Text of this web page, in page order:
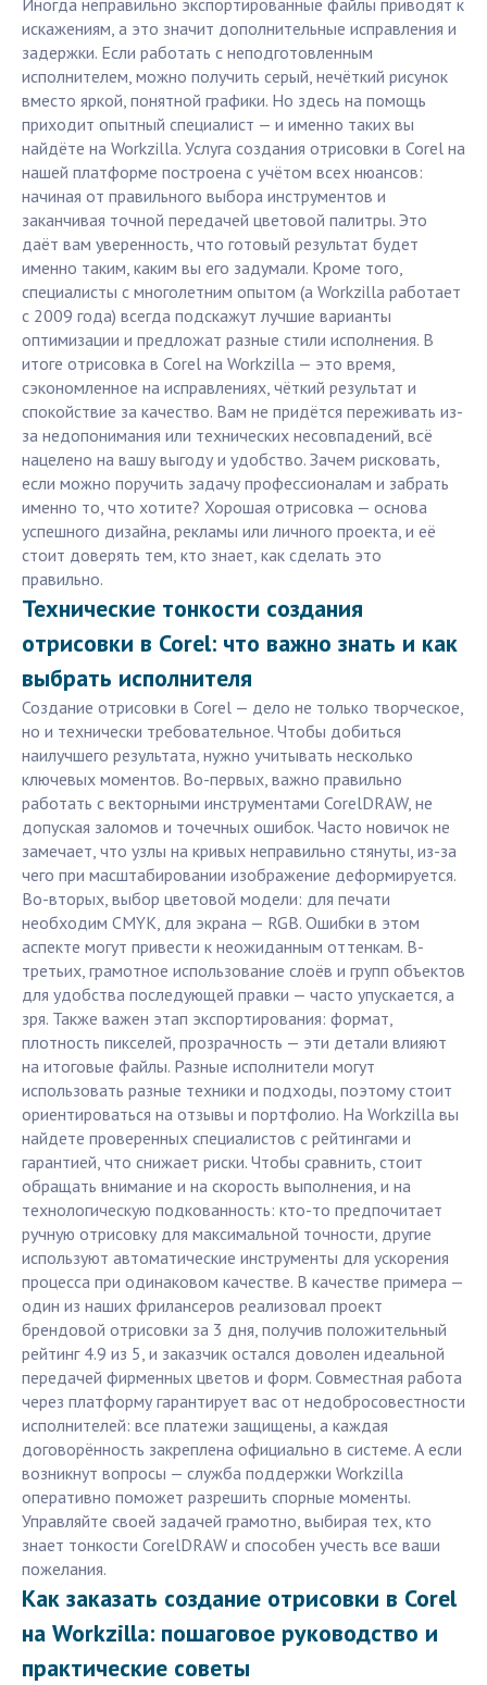
Иногда неправильно экспортированные файлы приводят к
искажениям, а это значит дополнительные исправления и
задержки. Если работать с неподготовленным
исполнителем, можно получить серый, нечёткий рисунок
вместо яркой, понятной графики. Но здесь на помощь
приходит опытный специалист — и именно таких вы
найдёте на Workzilla. Услуга создания отрисовки в Corel на
нашей платформе построена с учётом всех нюансов:
начиная от правильного выбора инструментов и
заканчивая точной передачей цветовой палитры. Это
даёт вам уверенность, что готовый результат будет
именно таким, каким вы его задумали. Кроме того,
специалисты с многолетним опытом (а Workzilla работает
с 2009 года) всегда подскажут лучшие варианты
оптимизации и предложат разные стили исполнения. В
итоге отрисовка в Corel на Workzilla — это время,
сэкономленное на исправлениях, чёткий результат и
спокойствие за качество. Вам не придётся переживать из-
за недопонимания или технических несовпадений, всё
нацелено на вашу выгоду и удобство. Зачем рисковать,
если можно поручить задачу профессионалам и забрать
именно то, что хотите? Хорошая отрисовка — основа
успешного дизайна, рекламы или личного проекта, и её
стоит доверять тем, кто знает, как сделать это
правильно.
Технические тонкости создания
отрисовки в Corel: что важно знать и как
выбрать исполнителя
Создание отрисовки в Corel — дело не только творческое,
но и технически требовательное. Чтобы добиться
наилучшего результата, нужно учитывать несколько
ключевых моментов. Во-первых, важно правильно
работать с векторными инструментами CorelDRAW, не
допуская заломов и точечных ошибок. Часто новичок не
замечает, что узлы на кривых неправильно стянуты, из-за
чего при масштабировании изображение деформируется.
Во-вторых, выбор цветовой модели: для печати
необходим CMYK, для экрана — RGB. Ошибки в этом
аспекте могут привести к неожиданным оттенкам. В-
третьих, грамотное использование слоёв и групп объектов
для удобства последующей правки — часто упускается, а
зря. Также важен этап экспортирования: формат,
плотность пикселей, прозрачность — эти детали влияют
на итоговые файлы. Разные исполнители могут
использовать разные техники и подходы, поэтому стоит
ориентироваться на отзывы и портфолио. На Workzilla вы
найдете проверенных специалистов с рейтингами и
гарантией, что снижает риски. Чтобы сравнить, стоит
обращать внимание и на скорость выполнения, и на
технологическую подкованность: кто-то предпочитает
ручную отрисовку для максимальной точности, другие
используют автоматические инструменты для ускорения
процесса при одинаковом качестве. В качестве примера —
один из наших фрилансеров реализовал проект
брендовой отрисовки за 3 дня, получив положительный
рейтинг 4.9 из 5, и заказчик остался доволен идеальной
передачей фирменных цветов и форм. Совместная работа
через платформу гарантирует вас от недобросовестности
исполнителей: все платежи защищены, а каждая
договорённость закреплена официально в системе. А если
возникнут вопросы — служба поддержки Workzilla
оперативно поможет разрешить спорные моменты.
Управляйте своей задачей грамотно, выбирая тех, кто
знает тонкости CorelDRAW и способен учесть все ваши
пожелания.
Как заказать создание отрисовки в Corel
на Workzilla: пошаговое руководство и
практические советы